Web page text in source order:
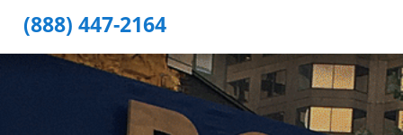
(888) 447-2164